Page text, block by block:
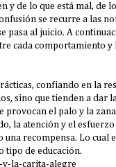
y de lo que está mal, de
se recurre a las
pasa al juicio. A
cada comportamiento
confiando en la
sino que tienden a dar
provocan el palo y la
la atención y el esfuerzo
recompensa. Lo cual
tipo de educación.
la-carita-alegre